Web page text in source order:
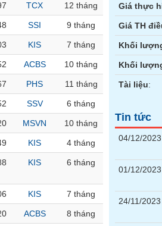
TCX 12 tháng
SSI 9 tháng
KIS 7 tháng
ACBS 10 tháng
PHS 11 tháng
SSV 6 tháng
MSVN 10 tháng
KIS 4 tháng
KIS 6 tháng
KIS 7 tháng
ACBS 8 tháng
Giá thực
Giá TH
Khối
Khối
Tài liệu:
Tin tức
04/12/2023
01/12/2023
24/11/2023